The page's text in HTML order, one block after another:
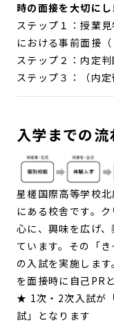
時の面接を大切にし
ステップ１：授業
における事前面接
ステップ２：内定
ステップ３：（内
入学までの流
星槎国際高等学校
にある校舎です。
心に、興味を広げ
ています。その「
の入試を実施しま
を面接時に自己PR
★ 1次・2次入試が
試」となります